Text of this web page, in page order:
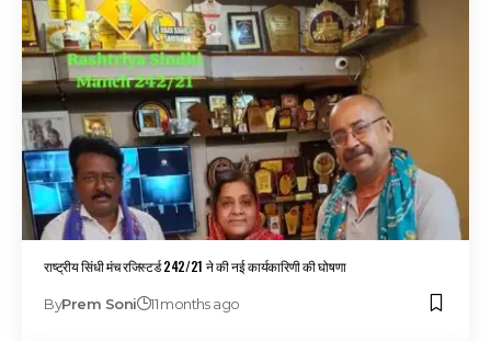
राष्ट्रीय सिंधी मंच रजिस्टर्ड 242/21 ने की नई कार्यकारिणी की घोषणा
ByPrem Soni 11 months ago